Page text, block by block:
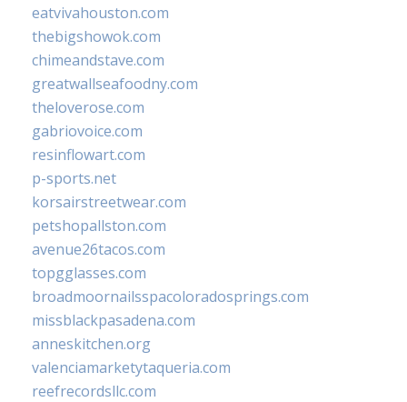
eatvivahouston.com
thebigshowok.com
chimeandstave.com
greatwallseafoodny.com
theloverose.com
gabriovoice.com
resinflowart.com
p-sports.net
korsairstreetwear.com
petshopallston.com
avenue26tacos.com
topgglasses.com
broadmoornailsspacoloradosprings.com
missblackpasadena.com
anneskitchen.org
valenciamarketytaqueria.com
reefrecordsllc.com